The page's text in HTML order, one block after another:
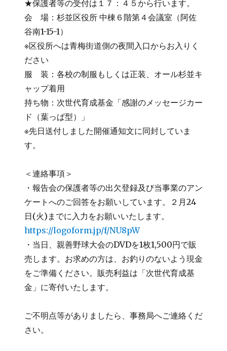
★保護者等の受付は１７：４５から行います。
会 場：杉並区役所 中棟６階第４会議室（阿佐
谷南1-15-1）
※区役所へは青梅街道側の夜間入口からお入りく
ださい
服 装：各校の制服もしくは正装、オール杉並キ
ャップ着用
持ち物：次世代育成基金「感謝のメッセージカー
ド（葉っぱ型）」
※先日送付しました開催通知文に同封していま
す。
＜連絡事項＞
・報告会の保護者等の出欠登録及び当事業のアン
ケートへのご回答をお願いしています。２月24
日(火)までに入力をお願いいたします。
https://logoform.jp/f/NU8pW
・当日、親善野球大会のDVDを1枚1,500円で販
売します。お求めの方は、お釣りのないよう現金
をご準備ください。販売利益は「次世代育成基
金」に寄付いたします。
ご不明点等がありましたら、事務局へご連絡くだ
さい。